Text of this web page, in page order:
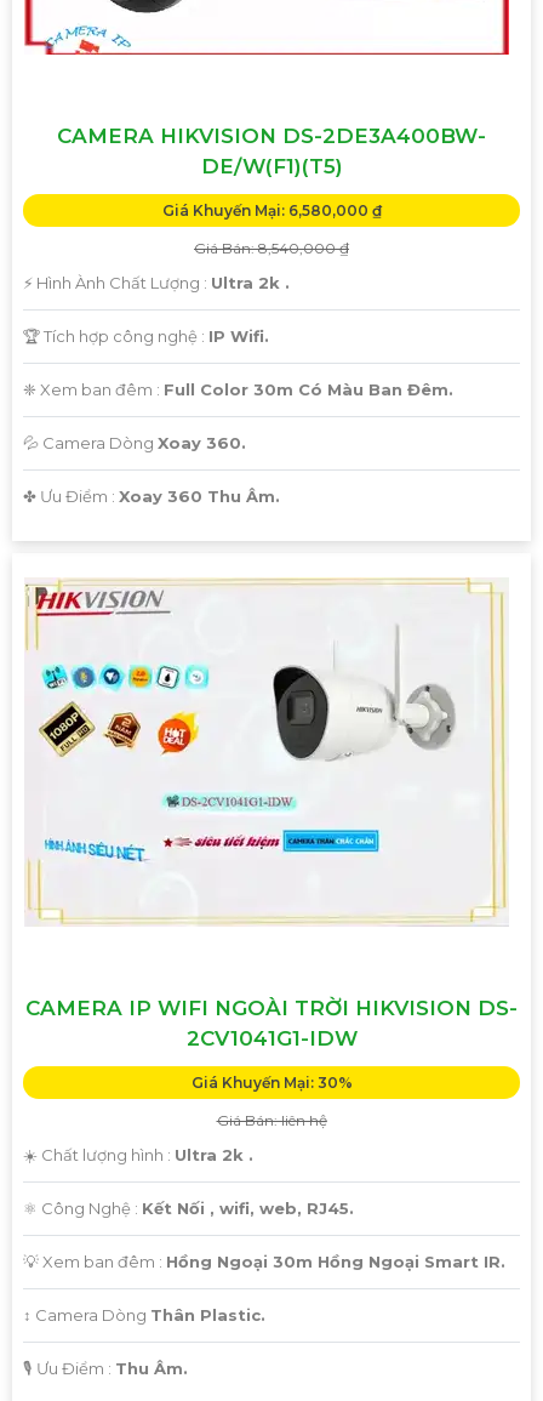
CAMERA HIKVISION DS-2DE3A400BW-
DE/W(F1)(T5)
Giá Khuyến Mại: 6,580,000 ₫
Giá Bán: 8,540,000 ₫
️⚡ Hình Ành Chất Lượng : Ultra 2k .
🏆 Tích hợp công nghệ : IP Wifi.
❈ Xem ban đêm : Full Color 30m Có Màu Ban Đêm.
💦 Camera Dòng Xoay 360.
️✤ Ưu Điểm : Xoay 360 Thu Âm.
CAMERA IP WIFI NGOÀI TRỜI HIKVISION DS-
2CV1041G1-IDW
Giá Khuyến Mại: 30%
Giá Bán: liên hệ
☀️ Chất lượng hình : Ultra 2k .
⚛️ Công Nghệ : Kết Nối , wifi, web, RJ45.
💡 Xem ban đêm : Hồng Ngoại 30m Hồng Ngoại Smart IR.
↕️ Camera Dòng Thân Plastic.
️🎙 Ưu Điểm : Thu Âm.